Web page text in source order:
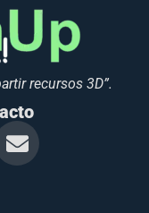
recursos 3D”.